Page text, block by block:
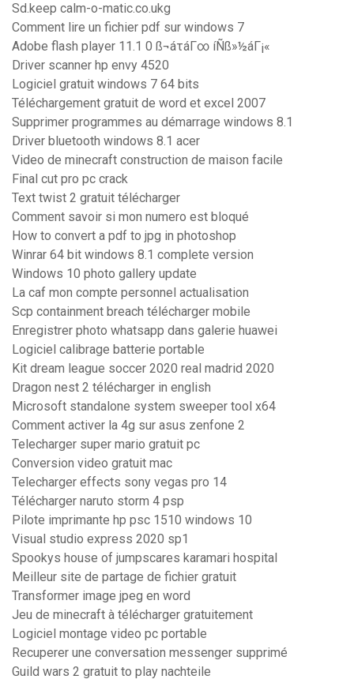
Sd.keep calm-o-matic.co.ukg
Comment lire un fichier pdf sur windows 7
Adobe flash player 11.1 0 ß¬áτáΓ∞ íÑß»½áΓ¡«
Driver scanner hp envy 4520
Logiciel gratuit windows 7 64 bits
Téléchargement gratuit de word et excel 2007
Supprimer programmes au démarrage windows 8.1
Driver bluetooth windows 8.1 acer
Video de minecraft construction de maison facile
Final cut pro pc crack
Text twist 2 gratuit télécharger
Comment savoir si mon numero est bloqué
How to convert a pdf to jpg in photoshop
Winrar 64 bit windows 8.1 complete version
Windows 10 photo gallery update
La caf mon compte personnel actualisation
Scp containment breach télécharger mobile
Enregistrer photo whatsapp dans galerie huawei
Logiciel calibrage batterie portable
Kit dream league soccer 2020 real madrid 2020
Dragon nest 2 télécharger in english
Microsoft standalone system sweeper tool x64
Comment activer la 4g sur asus zenfone 2
Telecharger super mario gratuit pc
Conversion video gratuit mac
Telecharger effects sony vegas pro 14
Télécharger naruto storm 4 psp
Pilote imprimante hp psc 1510 windows 10
Visual studio express 2020 sp1
Spookys house of jumpscares karamari hospital
Meilleur site de partage de fichier gratuit
Transformer image jpeg en word
Jeu de minecraft à télécharger gratuitement
Logiciel montage video pc portable
Recuperer une conversation messenger supprimé
Guild wars 2 gratuit to play nachteile